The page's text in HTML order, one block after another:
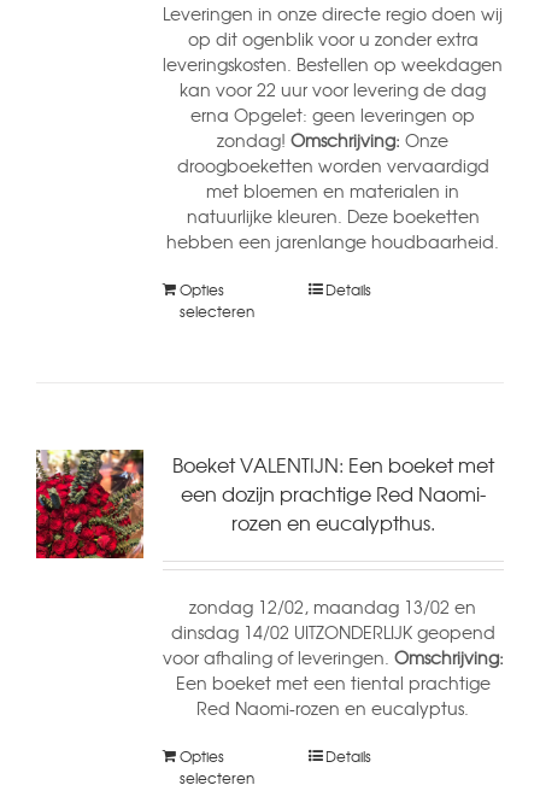
Leveringen in onze directe regio doen wij
op dit ogenblik voor u zonder extra
leveringskosten. Bestellen op weekdagen
kan voor 22 uur voor levering de dag
erna Opgelet: geen leveringen op
zondag!Omschrijving: Onze
droogboeketten worden vervaardigd
met bloemen en materialen in
natuurlijke kleuren. Deze boeketten
hebben een jarenlange houdbaarheid.
Opties
selecteren
Details
Boeket VALENTIJN: Een boeket met
een dozijn prachtige Red Naomi-
rozen en eucalypthus.
zondag 12/02, maandag 13/02 en
dinsdag 14/02 UITZONDERLIJK geopend
voor afhaling of leveringen. Omschrijving:
Een boeket met een tiental prachtige
Red Naomi-rozen en eucalyptus.
Opties
selecteren
Details